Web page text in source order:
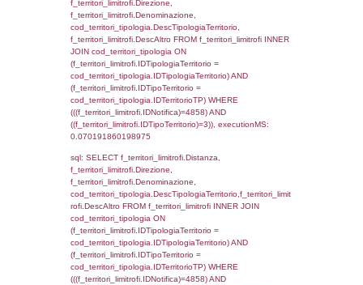
reg_a2_personale.IDPersonale WHERE
executionMS: 0.001147985458374
sql: SELECT cod_ipa_aoo.des_amm,
d1_controlli.UntAmmTerr,
d1_controlli.Regione, d1_controlli.Provincia,
d1_controlli.Comune, d1_controlli.Via,
d1_controlli.Email, d1_controlli.Pec FROM
INNER JOIN d1_controlli ON
d1_controlli.UntAmmTerr where
executionMS: 0.022404909133911
sql: SELECT * FROM d2_autorizzazioni
IDNotifica=4858, executionMS: